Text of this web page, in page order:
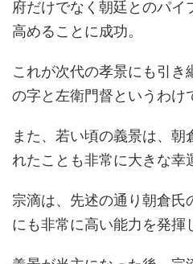
府だけでなく朝廷とのパイ
高めることに成功。
これが次代の孝景にも引き
の字と左衛門督というわけ
また、若い頃の義景は、朝
れたことも非常に大きな幸
宗滴は、先述の通り朝倉氏
にも非常に高い能力を発揮